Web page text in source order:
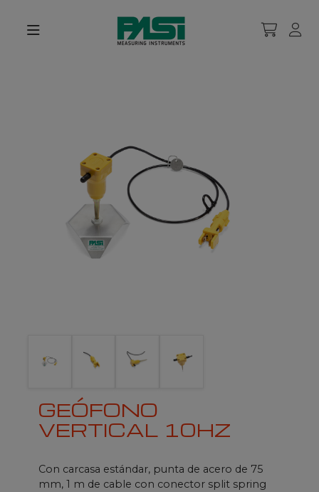
GEÓFONO
VERTICAL 10HZ
Con carcasa estándar, punta de acero de 75
mm, 1 m de cable con conector split spring